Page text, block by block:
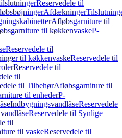
Reservedele til
Afdækninger
Afløbsgarniture til
til køkkenvaskeP-
Reservedele til
til køkkenvaskeReservedele til
Reservedele til
til
til TilbehørAfløbsgarniture til
til enhederP-
IndbygningsvandlåseReservedele
Reservedele til Synlige
til
til vaskeReservedele til